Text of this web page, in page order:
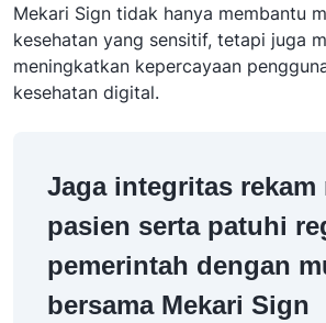
Mekari Sign tidak hanya membantu
kesehatan yang sensitif, tetapi juga
meningkatkan kepercayaan
kesehatan digital.
Jaga integritas rekam
pasien serta patuhi
pemerintah dengan
bersama Mekari Sign